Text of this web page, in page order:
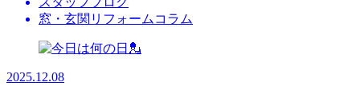
窓・玄関リフォームコラム
2025.12.08